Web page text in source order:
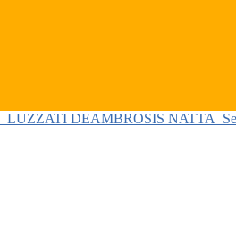
LUZZATI DEAMBROSIS NATTA